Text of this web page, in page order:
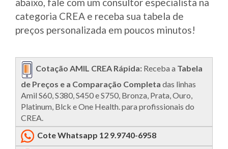
abaixo, fale com um consultor especialista na
categoria CREA e receba sua tabela de
preços personalizada em poucos minutos!
Cotação AMIL CREA Rápida: Receba a Tabela
de Preços e a Comparação Completa das linhas
Amil S60, S380, S450 e S750, Bronza, Prata, Ouro,
Platinum, Blck e One Health. para profissionais do
CREA.
Cote Whatsapp 12 9.9740-6958